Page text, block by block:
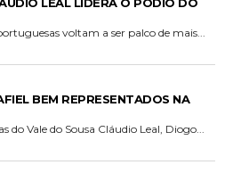
voltam a ser palco de mais...
BEM REPRESENTADOS NA
do Vale do Sousa Cláudio Leal, Diogo...